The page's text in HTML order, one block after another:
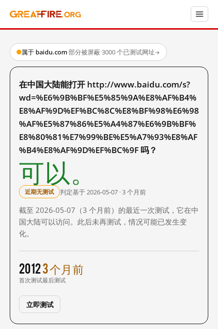
属于 baidu.com·部分被屏蔽·3000 个已测试网址→
在中国大陆能打开 http://www.baidu.com/s?
wd=%E6%9B%BF%E5%85%9A%E8%AF%B4%
E8%AF%9D%EF%BC%8C%E8%BF%98%E6%98
%AF%E5%87%86%E5%A4%87%E6%9B%BF%
E8%80%81%E7%99%BE%E5%A7%93%E8%AF
%B4%E8%AF%9D%EF%BC%9F 吗？
可以。
近期无测试 判定基于 2026-05-07 · 3 个月前
截至 2026-05-07（3 个月前）的最近一次测试，它在中
国大陆可以访问。此后未再测试，情况可能已发生变
化。
2012
首次测试
3 个月前
最后测试
立即测试